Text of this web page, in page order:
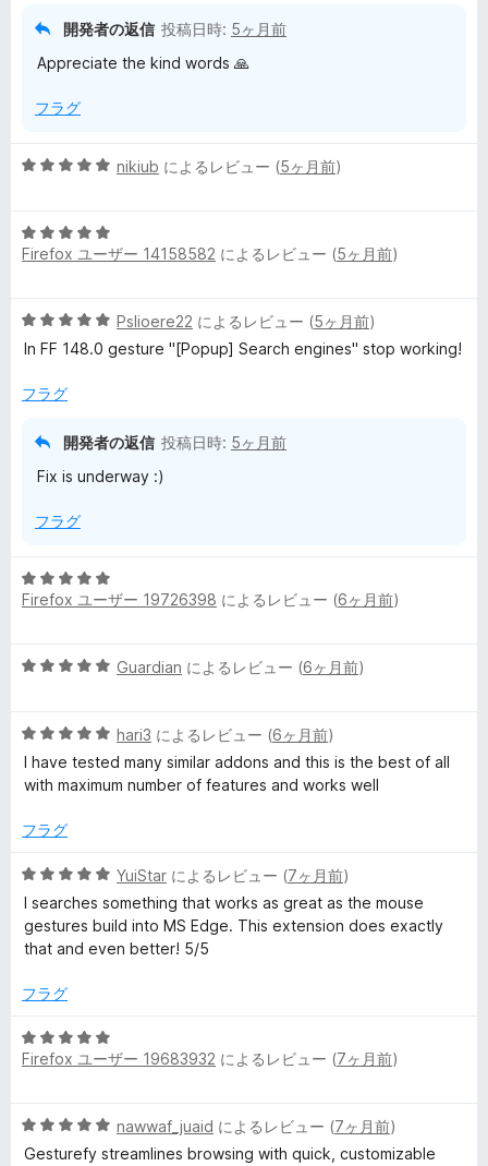
開発者の返信 投稿日時: 5ヶ月前
Appreciate the kind words 🙏
フラグ
5
中
5
価
nikiub によるレビュー (5ヶ月前)
5
段
5
の
価
Firefox ユーザー 14158582 によるレビュー (5ヶ月前)
5
段
中
Pslioere22 によるレビュー (5ヶ月前)
In FF 148.0 gesture "[Popup] Search engines" stop working!
フラグ
開発者の返信 投稿日時: 5ヶ月前
Fix is underway :)
フラグ
5
段
5
価
Firefox ユーザー 19726398 によるレビュー (6ヶ月前)
5
中
5
の
価
Guardian によるレビュー (6ヶ月前)
5
段
階
5
評
価
hari3 によるレビュー (6ヶ月前)
I have tested many similar addons and this is the best of all
with maximum number of features and works well
フラグ
5
段
階
中
の
価
YuiStar によるレビュー (7ヶ月前)
I searches something that works as great as the mouse
gestures build into MS Edge. This extension does exactly
that and even better! 5/5
フラグ
5
段
5
の
Firefox ユーザー 19683932 によるレビュー (7ヶ月前)
5
段
nawwaf_juaid によるレビュー (7ヶ月前)
Gesturefy streamlines browsing with quick, customizable